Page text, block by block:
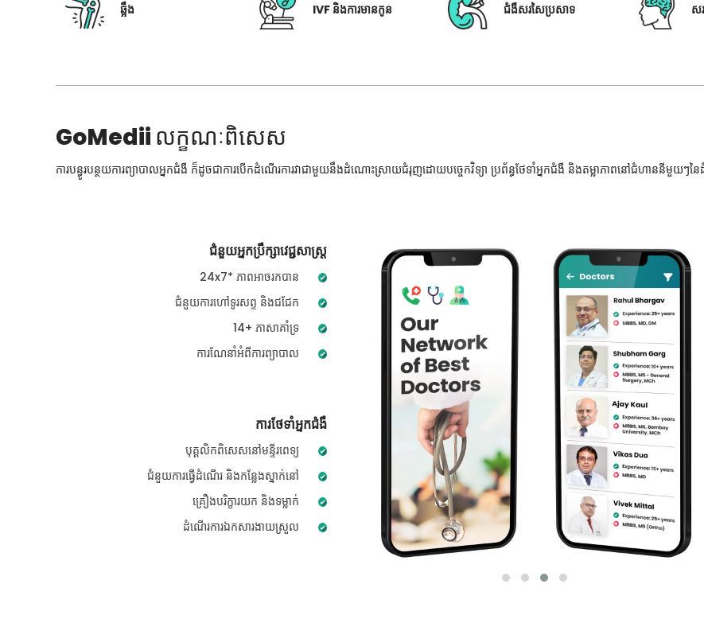
ឆ្អឹង IVF និងការមានកូន ជំងឺសរសៃប្រសាទ ស
GoMedii លក្ខណៈពិសេស
ការបន្ធូរបន្ថយការព្យាបាលអ្នកជំងឺ ក៏ដូចជាការបើកដំណើរការវាជាមួយនឹងដំណោះស្រាយជំរុញដោយបច្ចេកវិទ្យា ប្រព័ន្ធថែទាំអ្នកជំងឺ និងតម្លាភាពនៅជំហាននីមួយៗនៃ
ជំនួយអ្នកប្រឹក្សាវេជ្ជសាស្ត្រ
24x7* ភាពអាចរកបាន
ជំនួយការហៅទូរសព្ទ និងជជែក
14+ ភាសាគាំទ្រ
ការណែនាំអំពីការព្យាបាល
ការថែទាំអ្នកជំងឺ
បុគ្គលិកពិសេសនៅមន្ទីរពេទ្យ
ជំនួយការធ្វើដំណើរ និងកន្លែងស្នាក់នៅ
គ្រឿងបរិក្ខារយក និងទម្លាក់
ដំណើរការឯកសារងាយស្រួល